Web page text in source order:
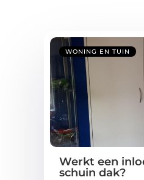
WONING EN TUIN
Werkt een
schuin dak?